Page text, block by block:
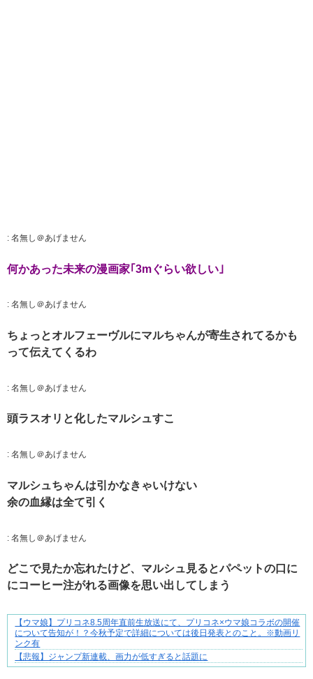
: 名無し＠あげません
何かあった未来の漫画家｢3mぐらい欲しい｣
: 名無し＠あげません
ちょっとオルフェーヴルにマルちゃんが寄生されてるかも
って伝えてくるわ
: 名無し＠あげません
頭ラスオリと化したマルシュすこ
: 名無し＠あげません
マルシュちゃんは引かなきゃいけない
余の血縁は全て引く
: 名無し＠あげません
どこで見たか忘れたけど、マルシュ見るとパペットの口に
にコーヒー注がれる画像を思い出してしまう
爽やか青年に忍び寄るストーカー疑惑
【ウマ娘】プリコネ8.5周年直前生放送にて、プリコネ×ウマ娘コラボの開催
について告知が！？今秋予定で詳細については後日発表とのこと。※動画リ
ンク有
【悲報】ジャンプ新連載、画力が低すぎると話題に